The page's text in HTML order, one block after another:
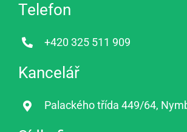
Telefon
+420 325 511 909
Kancelář
Palackého třída 449/64,